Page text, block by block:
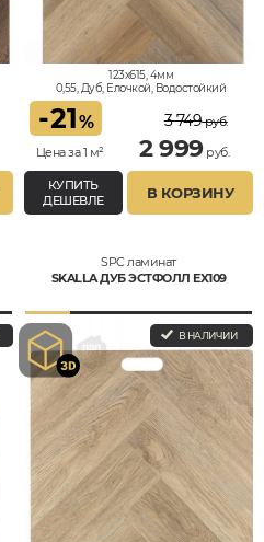
123x615, 4мм
0,55, Дуб, Елочкой, Водостойкий
-21%
Цена за 1 м²
3 749руб.
2 999руб.
КУПИТЬ
ДЕШЕВЛЕ
В КОРЗИНУ
SPC ламинат
SKALLA ДУБ ЭСТФОЛЛ EX109
В НАЛИЧИИ